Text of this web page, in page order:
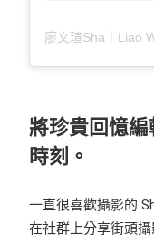
將珍貴回憶
時刻。
一直很喜歡攝影的
在社群上分享街頭